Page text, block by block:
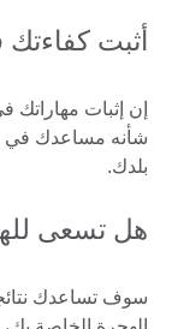
أثبت
شأنه مساعدك في
بلدك.
هل تسعى